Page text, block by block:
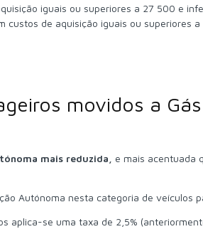
iguais ou superiores a 27 500 e
custos de aquisição iguais ou superiores
movidos a
mais reduzida, e mais acentuada
Autónoma nesta categoria de veículos
aplica-se uma taxa de 2,5%